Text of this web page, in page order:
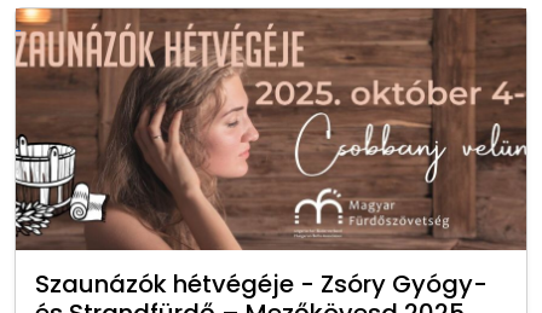
Szaunázók hétvégéje - Zsóry Gyógy-